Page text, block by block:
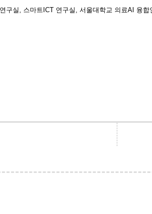
구실, 스마트ICT 연구실, 서울대학교 의료AI 융